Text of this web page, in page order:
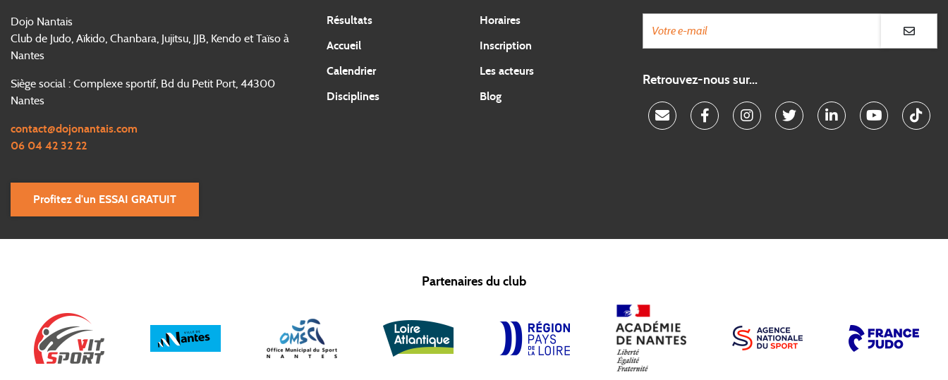
Dojo Nantais
Club de Judo, Aïkido, Chanbara, Jujitsu, JJB, Kendo et Taïso à
Nantes
Siège social : Complexe sportif, Bd du Petit Port, 44300
Nantes
contact@dojonantais.com
06 04 42 32 22
Profitez d'un ESSAI GRATUIT
Résultats
Accueil
Calendrier
Disciplines
Horaires
Inscription
Les acteurs
Blog
Retrouvez-nous sur...
Partenaires du club